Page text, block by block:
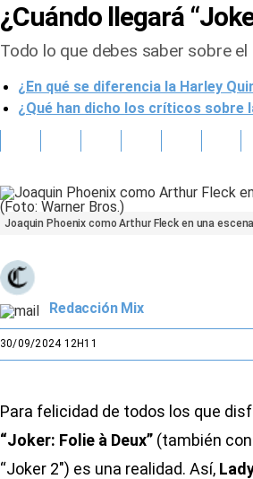
¿Cuándo llegará
Todo lo que debes saber sobre el
¿En qué se diferencia la Harley
¿Qué han dicho los críticos sobre
Joaquin Phoenix como Arthur Fleck en una
Redacción Mix
30/09/2024 12H11
Para felicidad de todos los que
“Joker: Folie à Deux” (también
“Joker 2″) es una realidad. Así,